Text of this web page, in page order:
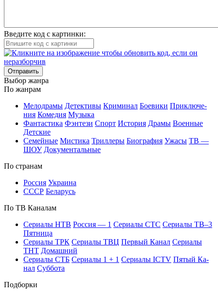
Введите код с картинки:
Отправить
Вы­бор жан­ра
По жан­рам
Ме­ло­дра­мы Де­тек­ти­вы Кри­ми­нал Бое­ви­ки При­клю­че­
ния Ко­ме­дия Му­зы­ка
Фан­та­сти­ка Фэн­те­зи Спорт Ис­то­рия Дра­мы Во­ен­ные
Дет­ские
Се­мей­ные Мис­ти­ка Трил­ле­ры Био­гра­фия Ужа­сы ТВ —
ШОУ До­ку­мен­таль­ные
По стра­нам
Рос­сия Ук­раи­на
СССР Бе­ла­русь
По ТВ Ка­на­лам
Се­риа­лы НТВ Рос­сия — 1 Се­риа­лы СТС Се­риа­лы ТВ–3
Пят­ни­ца
Се­риа­лы ТРК Се­риа­лы ТВЦ Пер­вый Ка­нал Се­риа­лы
ТНТ До­маш­ний
Се­риа­лы СТБ Се­риа­лы 1 + 1 Се­риа­лы ICTV Пя­тый Ка­
нал Суб­бо­та
Подборки